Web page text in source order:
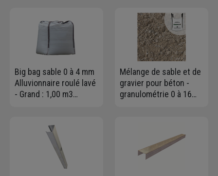
Big bag sable 0 à 4 mm
Alluvionnaire roulé lavé
- Grand : 1,00 m3
Mélange de sable et de
gravier pour béton -
granulométrie 0 à 16